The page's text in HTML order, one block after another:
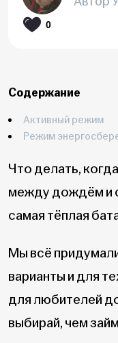
0
Содержание
Активный режим
Режим
Что делать,
между дождём и
самая тёплая
Мы всё
варианты и для
для любителей
выбирай, чем